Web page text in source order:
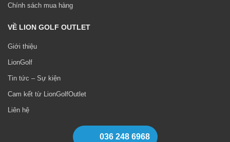
Chính sách mua hàng
VỀ LION GOLF OUTLET
Giới thiệu
LionGolf
Tin tức – Sự kiện
Cam kết từ LionGolfOutlet
Liên hệ
036 248 6968